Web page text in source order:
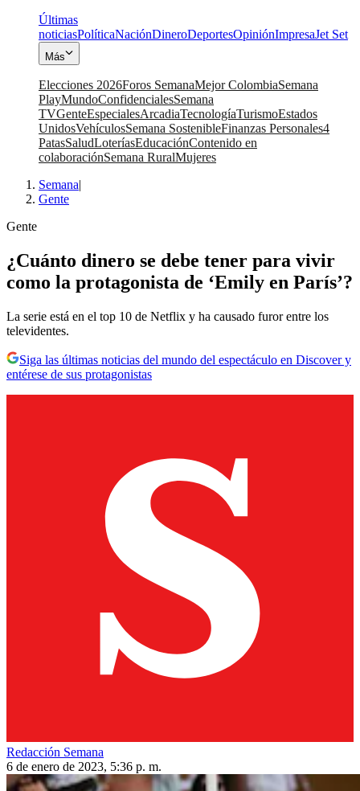
Últimas
noticiasPolíticaNaciónDineroDeportesOpiniónImpresaJet Set
Más
Elecciones 2026Foros SemanaMejor ColombiaSemana
PlayMundoConfidencialesSemana
TVGenteEspecialesArcadiaTecnologíaTurismoEstados
UnidosVehículosSemana SostenibleFinanzas Personales4
PatasSaludLoteríasEducaciónContenido en
colaboraciónSemana RuralMujeres
Semana|
Gente
Gente
¿Cuánto dinero se debe tener para vivir
como la protagonista de ‘Emily en París’?
La serie está en el top 10 de Netflix y ha causado furor entre los
televidentes.
Siga las últimas noticias del mundo del espectáculo en Discover y
entérese de sus protagonistas
Redacción Semana
6 de enero de 2023, 5:36 p. m.